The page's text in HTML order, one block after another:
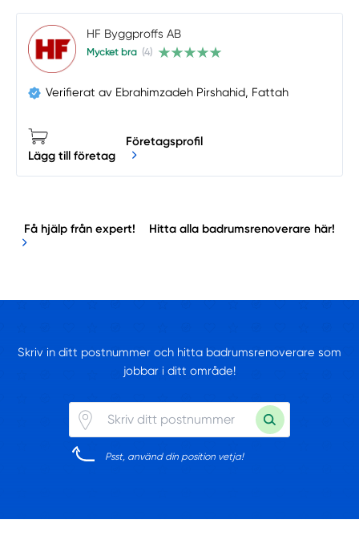
HF Byggproffs AB
Mycket bra (4)
Verifierat av Ebrahimzadeh Pirshahid, Fattah
Lägg till företag
Företagsprofil
Få hjälp från expert! Hitta alla badrumsrenoverare här!
Skriv in ditt postnummer och hitta badrumsrenoverare som
jobbar i ditt område!
Psst, använd din position vetja!